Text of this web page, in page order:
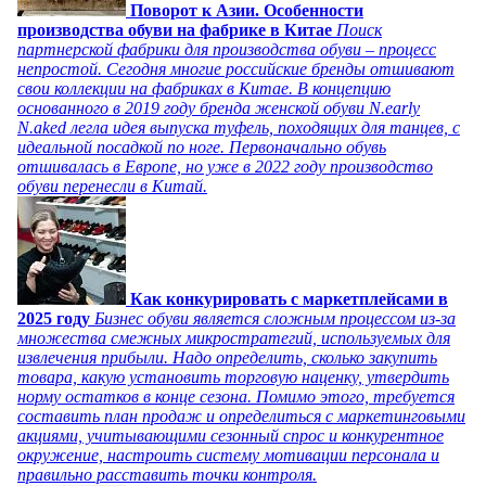
Поворот к Азии. Особенности
производства обуви на фабрике в Китае Поиск
партнерской фабрики для производства обуви – процесс
непростой. Сегодня многие российские бренды отшивают
свои коллекции на фабриках в Китае. В концепцию
основанного в 2019 году бренда женской обуви N.early
N.aked легла идея выпуска туфель, походящих для танцев, с
идеальной посадкой по ноге. Первоначально обувь
отшивалась в Европе, но уже в 2022 году производство
обуви перенесли в Китай.
Как конкурировать с маркетплейсами в
2025 году Бизнес обуви является сложным процессом из-за
множества смежных микростратегий, используемых для
извлечения прибыли. Надо определить, сколько закупить
товара, какую установить торговую наценку, утвердить
норму остатков в конце сезона. Помимо этого, требуется
составить план продаж и определиться с маркетинговыми
акциями, учитывающими сезонный спрос и конкурентное
окружение, настроить систему мотивации персонала и
правильно расставить точки контроля.